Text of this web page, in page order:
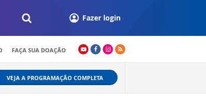
Fazer login
FAÇA SUA DOAÇÃO
VEJA A PROGRAMAÇÃO COMPLETA